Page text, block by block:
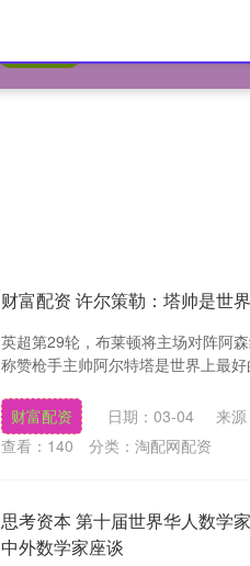
财富配资 许尔策勒：塔帅是世
英超第29轮，布莱顿将主场对阵阿
称赞枪手主帅阿尔特塔是世界上最
财富配资 日期：03-04
来
查看： 140 分类： 淘配网配资
思考资本 第十届世界华人数学
中外数学家座谈